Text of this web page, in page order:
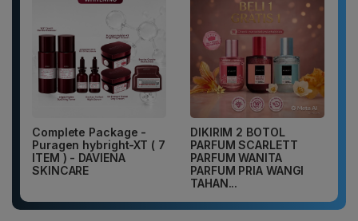
Complete Package -
Puragen hybright-XT ( 7
ITEM ) - DAVIENA
SKINCARE
DIKIRIM 2 BOTOL
PARFUM SCARLETT
PARFUM WANITA
PARFUM PRIA WANGI
TAHAN...